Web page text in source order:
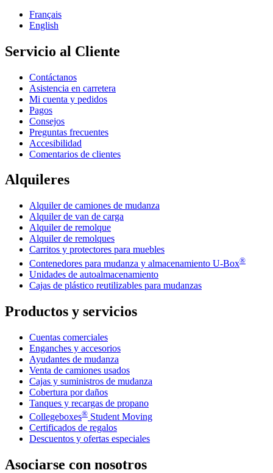
Français
English
Servicio al Cliente
Contáctanos
Asistencia en carretera
Mi cuenta y pedidos
Pagos
Consejos
Preguntas frecuentes
Accesibilidad
Comentarios de clientes
Alquileres
Alquiler de camiones de mudanza
Alquiler de van de carga
Alquiler de remolque
Alquiler de remolques
Carritos y protectores para muebles
Contenedores para mudanza y almacenamiento U-Box®
Unidades de autoalmacenamiento
Cajas de plástico reutilizables para mudanzas
Productos y servicios
Cuentas comerciales
Enganches y accesorios
Ayudantes de mudanza
Venta de camiones usados
Cajas y suministros de mudanza
Cobertura por daños
Tanques y recargas de propano
Collegeboxes® Student Moving
Certificados de regalos
Descuentos y ofertas especiales
Asociarse con nosotros